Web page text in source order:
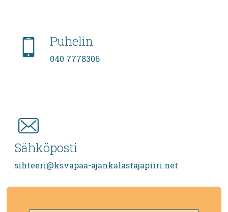
Puhelin
040 7778306
Sähköposti
sihteeri@ksvapaa-ajankalastajapiiri.net